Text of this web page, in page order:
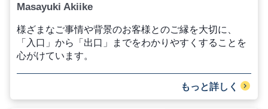
Masayuki Akiike
様ざまなご事情や背景のお客様とのご縁を大切に、
「入口」から「出口」までをわかりやすくすることを
心がけています。
もっと詳しく